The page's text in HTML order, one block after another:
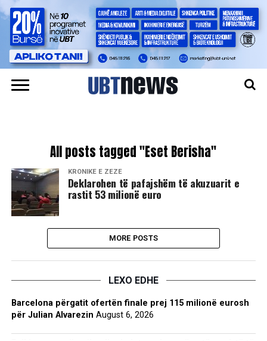
All posts tagged "Eset Berisha"
KRONIKË E ZEZË
Deklarohen të pafajshëm të akuzuarit e
rastit 53 milionë euro
MORE POSTS
LEXO EDHE
Barcelona përgatit ofertën finale prej 115 milionë eurosh
për Julian Alvarezin August 6, 2026